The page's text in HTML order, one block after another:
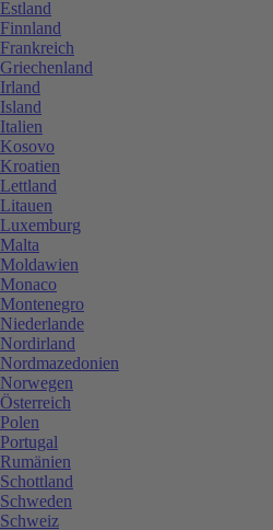
Estland
Finnland
Frankreich
Griechenland
Irland
Island
Italien
Kosovo
Kroatien
Lettland
Litauen
Luxemburg
Malta
Moldawien
Monaco
Montenegro
Niederlande
Nordirland
Nordmazedonien
Norwegen
Österreich
Polen
Portugal
Rumänien
Schottland
Schweden
Schweiz